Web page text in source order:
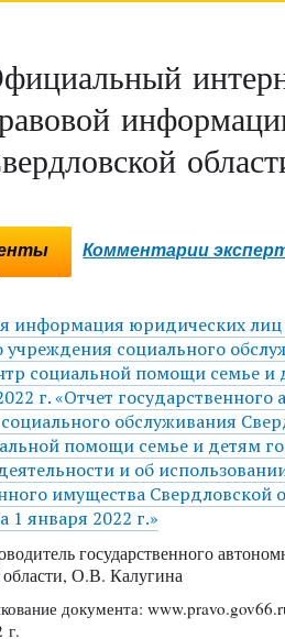
Комментарии
информация юридических лиц
учреждения социального
социальной помощи семье и
г. «Отчет государственного
обслуживания
помощи семье и детям
и об
имущества Свердловской
1 января 2022 г.»
государственного
О.В. Калугина
документа:
г.